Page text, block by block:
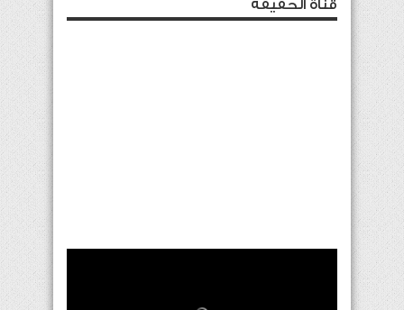
قناة الحقيقة